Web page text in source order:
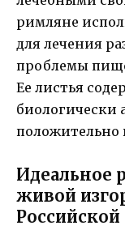
римляне
для лечения
проблемы
Ее листья
биологически
положительно
Идеальное
живой